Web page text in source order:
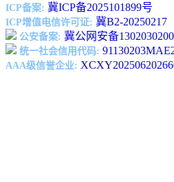
ICP备案: 冀ICP备2025101899号
ICP增值电信许可证: 冀B2-20250217
公安备案: 冀公网安备
统一社会信用代码:
AAA级信誉企业: